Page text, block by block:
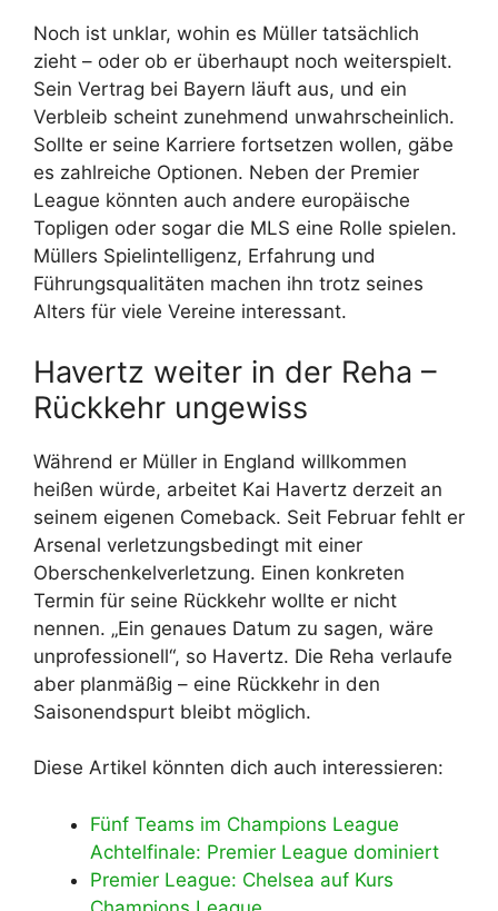
Noch ist unklar, wohin es Müller tatsächlich
zieht – oder ob er überhaupt noch weiterspielt.
Sein Vertrag bei Bayern läuft aus, und ein
Verbleib scheint zunehmend unwahrscheinlich.
Sollte er seine Karriere fortsetzen wollen, gäbe
es zahlreiche Optionen. Neben der Premier
League könnten auch andere europäische
Topligen oder sogar die MLS eine Rolle spielen.
Müllers Spielintelligenz, Erfahrung und
Führungsqualitäten machen ihn trotz seines
Alters für viele Vereine interessant.
Havertz weiter in der Reha –
Rückkehr ungewiss
Während er Müller in England willkommen
heißen würde, arbeitet Kai Havertz derzeit an
seinem eigenen Comeback. Seit Februar fehlt er
Arsenal verletzungsbedingt mit einer
Oberschenkelverletzung. Einen konkreten
Termin für seine Rückkehr wollte er nicht
nennen. „Ein genaues Datum zu sagen, wäre
unprofessionell“, so Havertz. Die Reha verlaufe
aber planmäßig – eine Rückkehr in den
Saisonendspurt bleibt möglich.
Diese Artikel könnten dich auch interessieren:
Fünf Teams im Champions League
Achtelfinale: Premier League dominiert
Premier League: Chelsea auf Kurs